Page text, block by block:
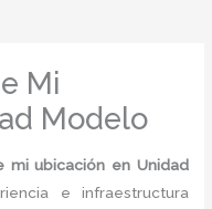
Mi
Modelo
mi ubicación en Unidad
e infraestructura